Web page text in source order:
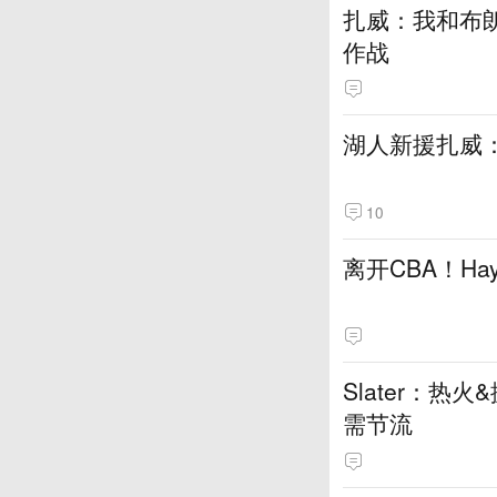
扎威：我和布
作战
湖人新援扎威
10
离开CBA！
Slater：热火
需节流